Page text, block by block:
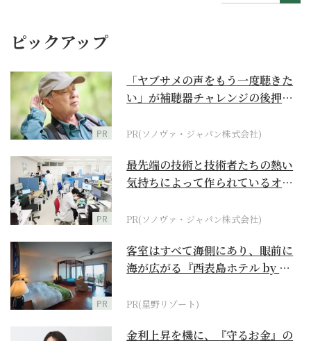
ピックアップ
PR
「ヤブサメの声をもう一度聴きた
い」が補聴器チャレンジの後押し
PR(ソノヴァ・ジャパン株式会社)
PR
最先端の技術と技術者たちの熱い
気持ちによって作られているオー
PR(ソノヴァ・ジャパン株式会社)
PR
客室はすべて海側にあり、眼前に
海が広がる『西表島ホテル by 星
PR(星野リゾート)
金利上昇を機に、『守るお金』の